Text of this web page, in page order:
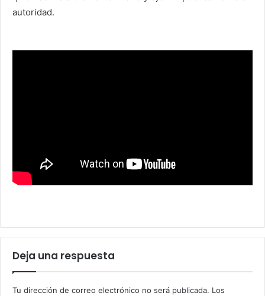
autoridad.
Deja una respuesta
Tu dirección de correo electrónico no será publicada. Los